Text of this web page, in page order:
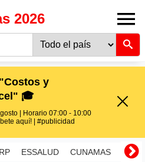
2026
y
🎓
| Horario 07:00 - 10:00
aquí! | #publicidad
ESSALUD CUNAMAS